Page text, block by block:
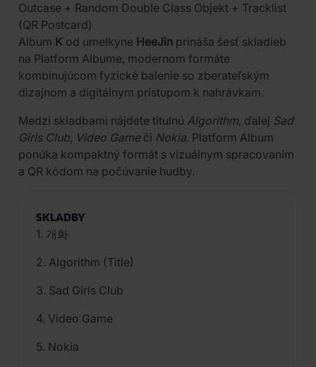
Outcase + Random Double Class Objekt + Tracklist
(QR Postcard)
Album K od umelkyne HeeJin prináša šesť skladieb
na Platform Albume, modernom formáte
kombinujúcom fyzické balenie so zberateľským
dizajnom a digitálnym prístupom k nahrávkam.
Medzi skladbami nájdete titulnú Algorithm, ďalej Sad
Girls Club, Video Gameči Nokia. Platform Album
ponúka kompaktný formát s vizuálnym spracovaním
a QR kódom na počúvanie hudby.
SKLADBY
1. 개화
2. Algorithm (Title)
3. Sad Girls Club
4. Video Game
5. Nokia